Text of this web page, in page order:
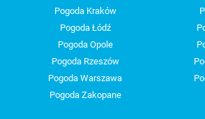
Pogoda Kraków
Pogoda Łódź
Pogoda Opole
Pogoda Rzeszów
Pogoda Warszawa
Pogoda Zakopane